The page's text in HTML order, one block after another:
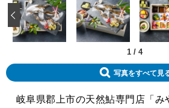
1 / 4
‹
写真をすべて見
岐阜県郡上市の天然鮎専門店「み